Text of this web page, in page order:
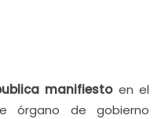
manifiestoen el
de gobierno